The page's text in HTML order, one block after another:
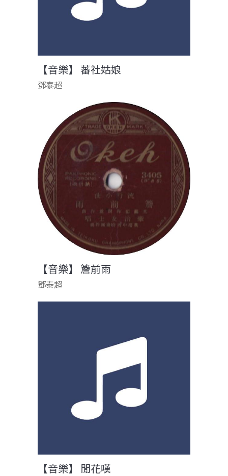
【音樂】 蕃社姑娘
鄧泰超
【音樂】 簷前雨
鄧泰超
【音樂】 閒花嘆